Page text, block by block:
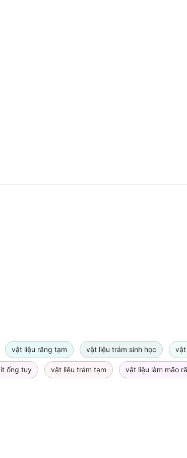
vật liệu răng tạm vật liệu trám sinh học vật
ống tuy vật liệu trám tạm vật liệu làm mão